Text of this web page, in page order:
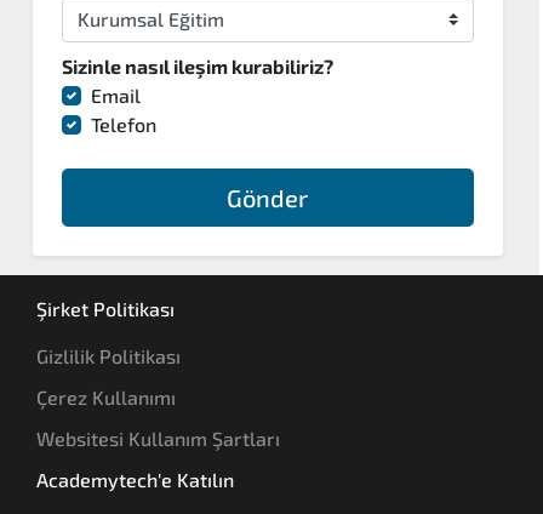
Sizinle nasıl ileşim kurabiliriz?
Email
Telefon
Gönder
Şirket Politikası
Gizlilik Politikası
Çerez Kullanımı
Websitesi Kullanım Şartları
Academytech'e Katılın